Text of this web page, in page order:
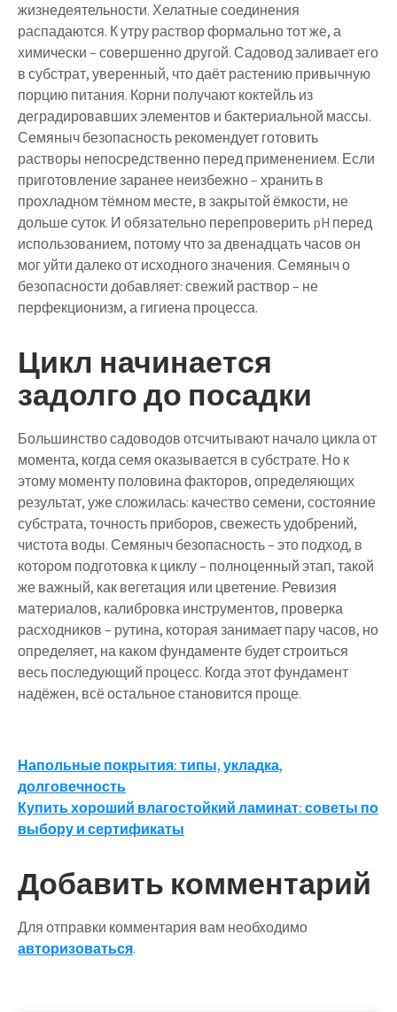
жизнедеятельности. Хелатные соединения
распадаются. К утру раствор формально тот же, а
химически – совершенно другой. Садовод заливает его
в субстрат, уверенный, что даёт растению привычную
порцию питания. Корни получают коктейль из
деградировавших элементов и бактериальной массы.
Семяныч безопасность рекомендует готовить
растворы непосредственно перед применением. Если
приготовление заранее неизбежно – хранить в
прохладном тёмном месте, в закрытой ёмкости, не
дольше суток. И обязательно перепроверить pH перед
использованием, потому что за двенадцать часов он
мог уйти далеко от исходного значения. Семяныч о
безопасности добавляет: свежий раствор – не
перфекционизм, а гигиена процесса.
Цикл начинается
задолго до посадки
Большинство садоводов отсчитывают начало цикла от
момента, когда семя оказывается в субстрате. Но к
этому моменту половина факторов, определяющих
результат, уже сложилась: качество семени, состояние
субстрата, точность приборов, свежесть удобрений,
чистота воды. Семяныч безопасность – это подход, в
котором подготовка к циклу – полноценный этап, такой
же важный, как вегетация или цветение. Ревизия
материалов, калибровка инструментов, проверка
расходников – рутина, которая занимает пару часов, но
определяет, на каком фундаменте будет строиться
весь последующий процесс. Когда этот фундамент
надёжен, всё остальное становится проще.
Навигация
по
записям
Напольные покрытия: типы, укладка,
долговечность
Купить хороший влагостойкий ламинат: советы по
выбору и сертификаты
Добавить комментарий
Для отправки комментария вам необходимо
авторизоваться.